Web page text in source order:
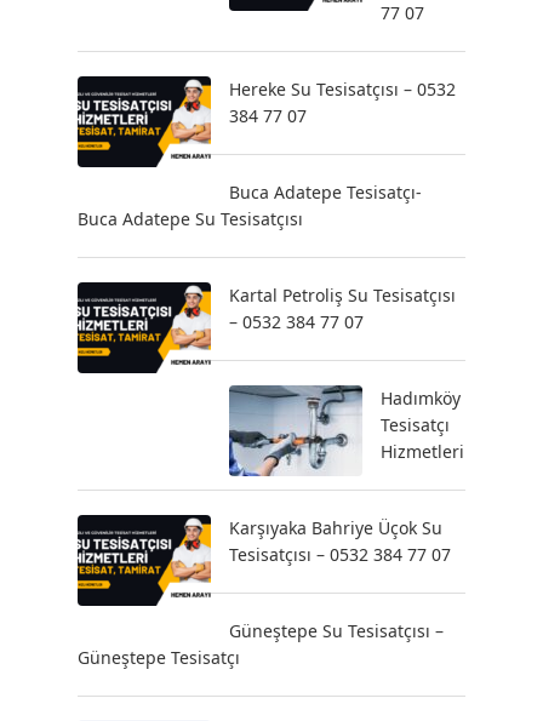
77 07
Hereke Su Tesisatçısı – 0532
384 77 07
Buca Adatepe Tesisatçı-
Buca Adatepe Su Tesisatçısı
Kartal Petroliş Su Tesisatçısı
– 0532 384 77 07
Hadımköy
Tesisatçı
Hizmetleri
Karşıyaka Bahriye Üçok Su
Tesisatçısı – 0532 384 77 07
Güneştepe Su Tesisatçısı –
Güneştepe Tesisatçı